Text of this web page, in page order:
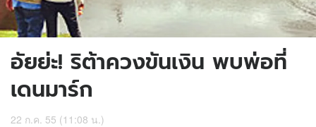
อัยย่ะ! ริต้าควงขันเงิน พบพ่อที่
เดนมาร์ก
22 ก.ค. 55 (11:08 น.)